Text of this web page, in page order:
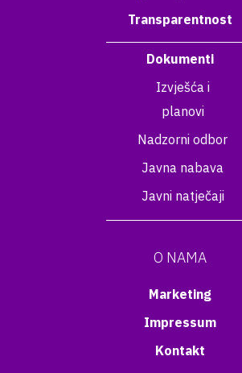
Transparentnost
Dokumenti
Izvješća i
planovi
Nadzorni odbor
Javna nabava
Javni natječaji
O NAMA
Marketing
Impressum
Kontakt